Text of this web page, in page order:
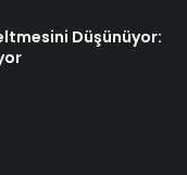
Düşünüyor: